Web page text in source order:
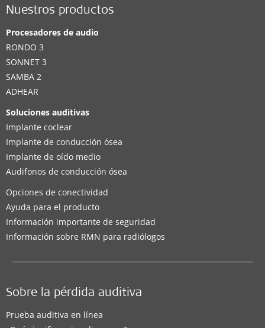
Nuestros productos
Procesadores de audio
RONDO 3
SONNET 3
SAMBA 2
ADHEAR
Soluciones auditivas
Implante coclear
Implante de conducción ósea
Implante de oído medio
Audifonos de conducción ósea
Opciones de conectividad
Ayuda para el producto
Información importante de seguridad
Información sobre RMN para radiólogos
Sobre la pérdida auditiva
Prueba auditiva en línea